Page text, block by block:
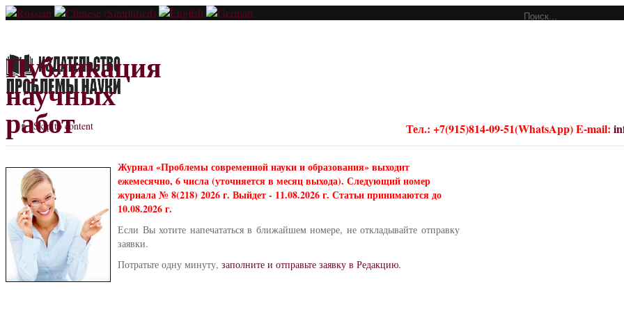
Публикация
научных
работ Тел.: +7(915)814-09-51(WhatsApp) E-mail:
Skip to content
Журнал «Проблемы современной науки и образования» выходит
ежемесячно, 6 числа (уточняется в месяц выхода). Следующий номер
журнала № 8(218) 2026 г. Выйдет - 11.08.2026 г. Статьи принимаются до
10.08.2026 г.
Если Вы хотите напечататься в ближайшем номере, не откладывайте отправку
заявки.
Потратьте одну минуту, заполните и отправьте заявку в Редакцию.